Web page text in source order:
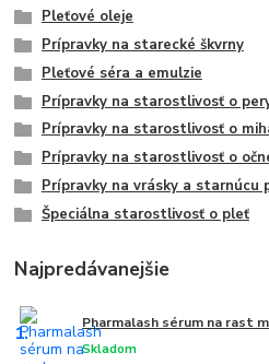
Pleťové oleje
Prípravky na starecké škvrny
Pleťové séra a emulzie
Prípravky na starostlivosť o
Prípravky na starostlivosť o
Prípravky na starostlivosť o
Prípravky na vrásky a starnúcu
Špeciálna starostlivosť o pleť
Najpredávanejšie
1. Pharmalash sérum na rast
Skladom